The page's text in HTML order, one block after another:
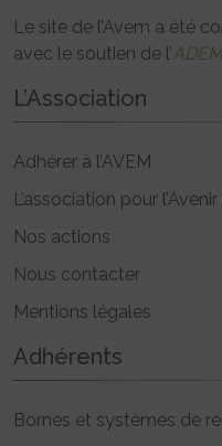
Le site de l’Avem a été
avec le soutien de l’
L’Association
Adhérer à l’AVEM
L’association pour
Nos actions
Nous contacter
Mentions légales
Adhérents
Bornes et systèmes de